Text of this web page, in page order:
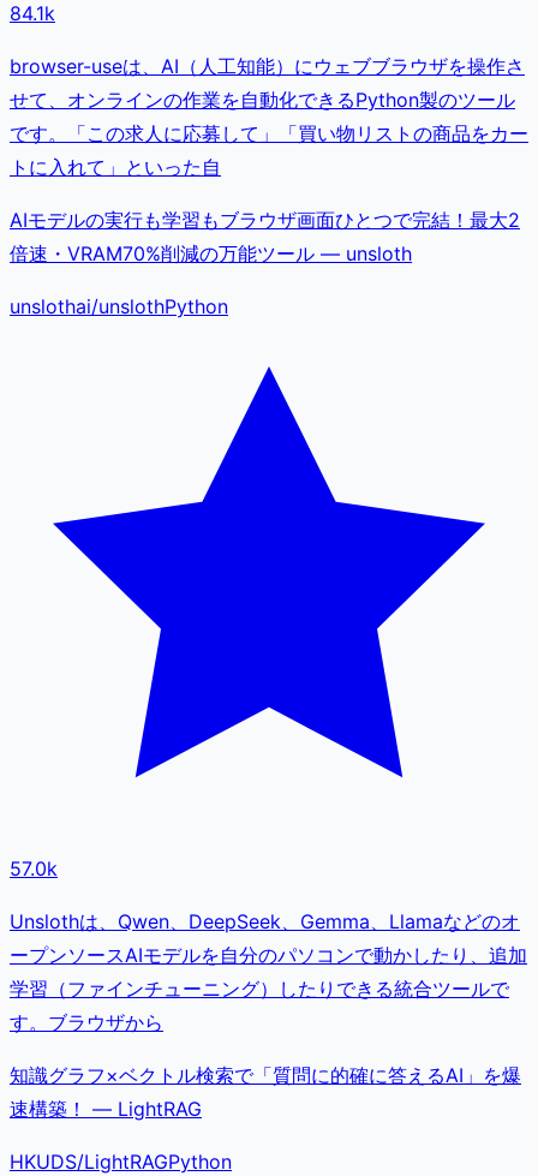
84.1k
browser-useは、AI（人工知能）にウェブブラウザを操作さ
せて、オンラインの作業を自動化できるPython製のツール
です。「この求人に応募して」「買い物リストの商品をカー
トに入れて」といった自
AIモデルの実行も学習もブラウザ画面ひとつで完結！最大2
倍速・VRAM70%削減の万能ツール — unsloth
unslothai/unslothPython
57.0k
Unslothは、Qwen、DeepSeek、Gemma、Llamaなどのオ
ープンソースAIモデルを自分のパソコンで動かしたり、追加
学習（ファインチューニング）したりできる統合ツールで
す。ブラウザから
知識グラフ×ベクトル検索で「質問に的確に答えるAI」を爆
速構築！ — LightRAG
HKUDS/LightRAGPython